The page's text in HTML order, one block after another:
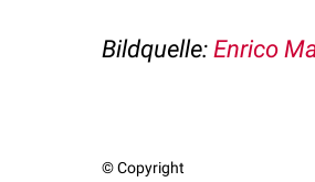
Bildquelle: Enrico
© Copyright